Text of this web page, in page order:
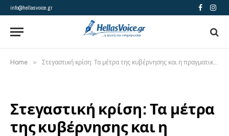
info@hellasvoice.gr Facebook
Home » Στεγαστική κρίση: Τα μέτρα της κυβέρνησης και η πραγματικότητα της αγοράς
Στεγαστική κρίση: Τα μέτρα
της κυβέρνησης και η